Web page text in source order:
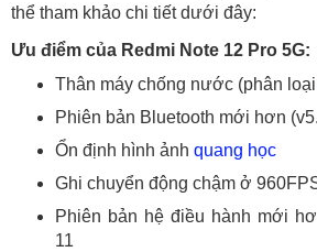
thể tham khảo chi tiết dưới đây:
Ưu điểm của Redmi Note 12 Pro 5G:
Thân máy chống nước (phân loại
Phiên bản Bluetooth mới hơn
Ổn định hình ảnh quang học
Ghi chuyển động chậm ở
Phiên bản hệ điều hành mới
11